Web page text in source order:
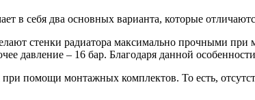
в себя два основных варианта, которые
стенки радиатора максимально прочными
давление – 16 бар. Благодаря данной
помощи монтажных комплектов. То есть,